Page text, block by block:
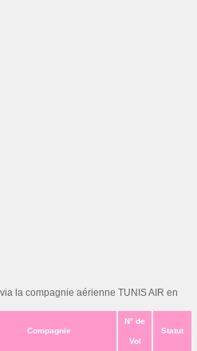
la compagnie aérienne TUNIS AIR en
Compagnie
N° de
Vol
Statut